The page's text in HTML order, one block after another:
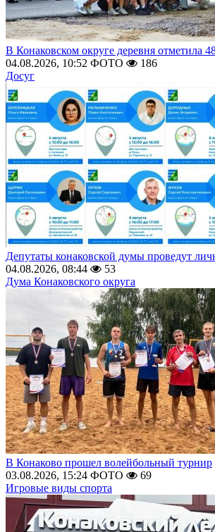
В Конаковском округе деревня отметила
04.08.2026, 10:52 ФОТО
186
Досуг
Депутаты конаковской думы проведут
04.08.2026, 08:44
53
Дума Конаковского округа
В Конаково прошел волейбольный турнир
03.08.2026, 15:24 ФОТО
69
Игровые виды спорта